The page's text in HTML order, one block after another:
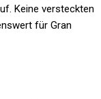
Keine versteckten
für Gran